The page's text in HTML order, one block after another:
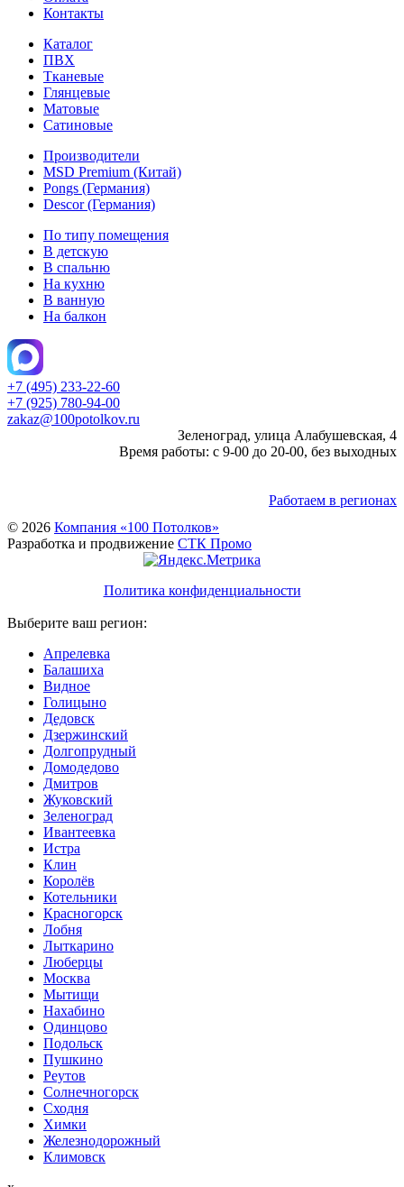
Контакты
Каталог
ПВХ
Тканевые
Глянцевые
Матовые
Сатиновые
Производители
MSD Premium (Китай)
Pongs (Германия)
Descor (Германия)
По типу помещения
В детскую
В спальню
На кухню
В ванную
На балкон
+7 (495) 233-22-60
+7 (925) 780-94-00
zakaz@100potolkov.ru
Зеленоград, улица Алабушевская, 4
Время работы: с 9-00 до 20-00, без выходных
Работаем в регионах
© 2026 Компания «100 Потолков»
Разработка и продвижение СТК Промо
Политика конфиденциальности
Выберите ваш регион:
Апрелевка
Балашиха
Видное
Голицыно
Дедовск
Дзержинский
Долгопрудный
Домодедово
Дмитров
Жуковский
Зеленоград
Ивантеевка
Истра
Клин
Королёв
Котельники
Красногорск
Лобня
Лыткарино
Люберцы
Мoсква
Мытищи
Нахабино
Одинцово
Подольск
Пушкино
Реутов
Солнечногорск
Сходня
Химки
Железнодорожный
Климовск